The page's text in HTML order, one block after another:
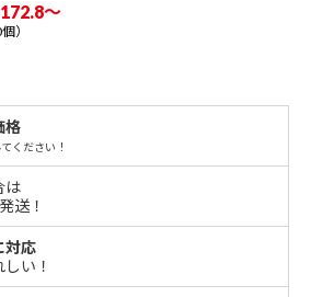
～
）
格
ください！
は
送！
対応
い！